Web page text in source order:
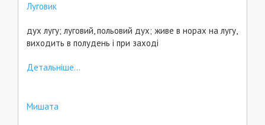
Луговик
дух лугу; луговий, польовий дух; живе в норах на лугу,
виходить в полудень і при заході
Детальніше...
Мишата